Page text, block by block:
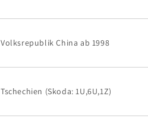
Volksrepublik China ab 1998
Tschechien (Skoda: 1U,6U,1Z)